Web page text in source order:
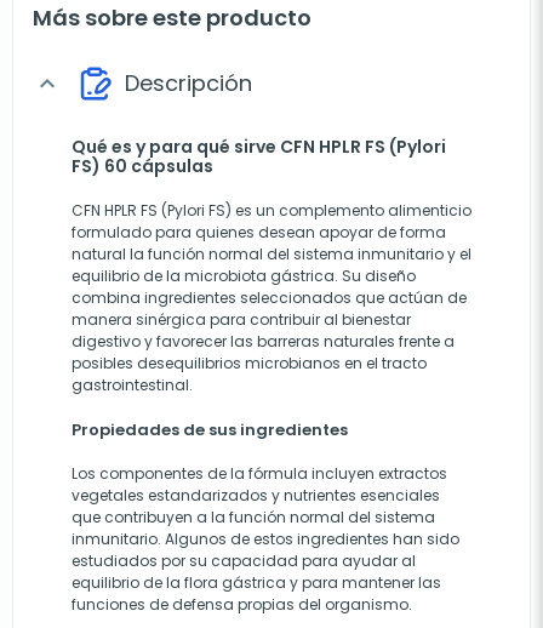
Más sobre este producto
expand_more Descripción
Qué es y para qué sirve CFN HPLR FS (Pylori
FS) 60 cápsulas
CFN HPLR FS (Pylori FS) es un complemento alimenticio
formulado para quienes desean apoyar de forma
natural la función normal del sistema inmunitario y el
equilibrio de la microbiota gástrica. Su diseño
combina ingredientes seleccionados que actúan de
manera sinérgica para contribuir al bienestar
digestivo y favorecer las barreras naturales frente a
posibles desequilibrios microbianos en el tracto
gastrointestinal.
Propiedades de sus ingredientes
Los componentes de la fórmula incluyen extractos
vegetales estandarizados y nutrientes esenciales
que contribuyen a la función normal del sistema
inmunitario. Algunos de estos ingredientes han sido
estudiados por su capacidad para ayudar al
equilibrio de la flora gástrica y para mantener las
funciones de defensa propias del organismo.